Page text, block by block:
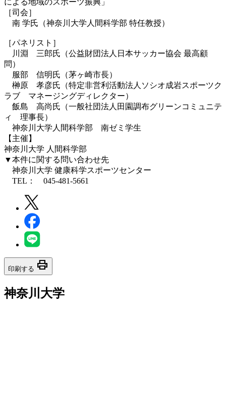
［司会］
南 学氏（神奈川大学人間科学部 特任教授）
［パネリスト］
川淵 三郎氏（公益財団法人日本サッカー協会 最高顧
問）
服部 信明氏（茅ヶ崎市長）
榊原 孝彦氏（特定非営利活動法人ソシオ成岩スポーツク
ラブ マネージングディレクター）
飯島 高尚氏（一般社団法人田園調布グリーンコミュニテ
ィ 理事長）
神奈川大学人間科学部 南ゼミ学生
【主催】
神奈川大学 人間科学部
▼本件に関する問い合わせ先
神奈川大学 健康科学スポーツセンター
TEL： 045-481-5661
印刷する print
神奈川大学